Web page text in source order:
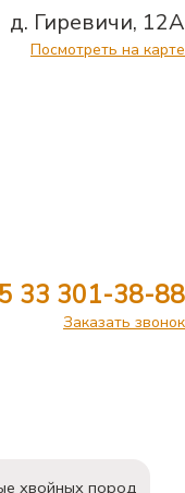
д. Гиревичи, 12А
Посмотреть на карте
33 301-38-88
Заказать звонок
хвойных пород